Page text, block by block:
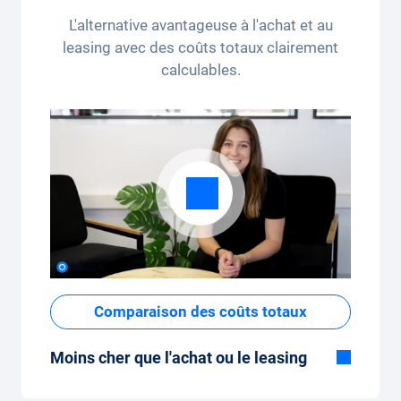
forfait kilométrique peut être ajusté
confortablement sur l'application.
L'alternative avantageuse à l'achat et au
leasing avec des coûts totaux clairement
calculables.
Comparaison des coûts totaux
Moins cher que l'achat ou le leasing